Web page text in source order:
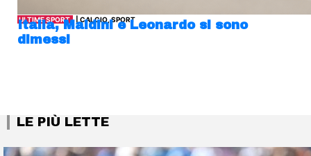
ULTIME SPORT| CALCIO, SPORT
Italia, Maldini e Leonardo si sono
dimessi
LE PIÙ LETTE